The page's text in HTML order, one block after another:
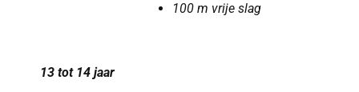
100 m vrije slag
13 tot 14 jaar